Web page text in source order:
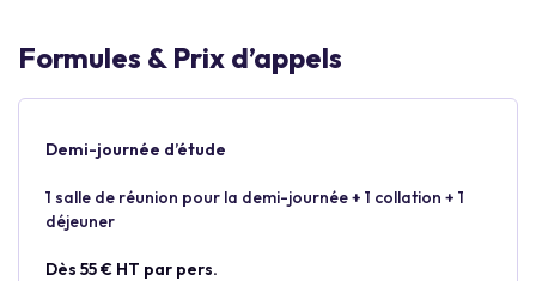
Formules & Prix d’appels
Demi-journée d’étude
1 salle de réunion pour la demi-journée + 1 collation + 1
déjeuner
Dès 55 € HT par pers.